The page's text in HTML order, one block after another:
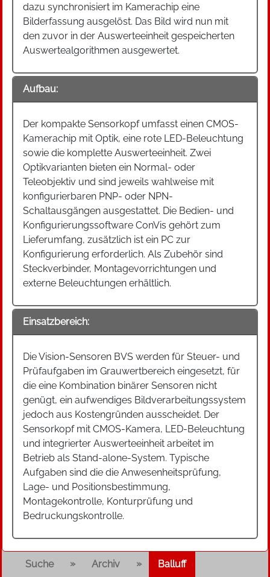
dazu synchronisiert im Kamerachip eine
Bilderfassung ausgelöst. Das Bild wird nun mit
den zuvor in der Auswerteeinheit gespeicherten
Auswertealgorithmen ausgewertet.
Aufbau:
Der kompakte Sensorkopf umfasst einen CMOS-
Kamerachip mit Optik, eine rote LED-Beleuchtung
sowie die komplette Auswerteeinheit. Zwei
Optikvarianten bieten ein Normal- oder
Teleobjektiv und sind jeweils wahlweise mit
konfigurierbaren PNP- oder NPN-
Schaltausgängen ausgestattet. Die Bedien- und
Konfigurierungssoftware ConVis gehört zum
Lieferumfang, zusätzlich ist ein PC zur
Konfigurierung erforderlich. Als Zubehör sind
Steckverbinder, Montagevorrichtungen und
externe Beleuchtungen erhältlich.
Einsatzbereich:
Die Vision-Sensoren BVS werden für Steuer- und
Prüfaufgaben im Grauwertbereich eingesetzt, für
die eine Kombination binärer Sensoren nicht
genügt, ein aufwendiges Bildverarbeitungssystem
jedoch aus Kostengründen ausscheidet. Der
Sensorkopf mit CMOS-Kamera, LED-Beleuchtung
und integrierter Auswerteeinheit arbeitet im
Betrieb als Stand-alone-System. Typische
Aufgaben sind die die Anwesenheitsprüfung,
Lage- und Positionsbestimmung,
Montagekontrolle, Konturprüfung und
Bedruckungskontrolle.
Suche » Archiv » Balluff